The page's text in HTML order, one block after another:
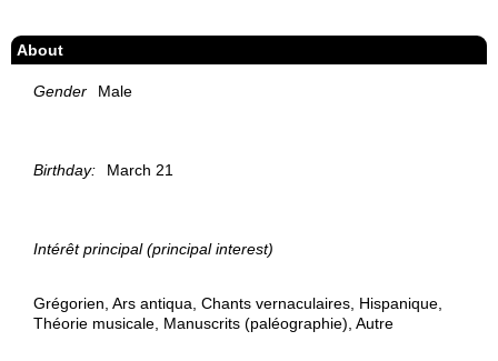
About
Gender Male
Birthday: March 21
Intérêt principal (principal interest)
Grégorien, Ars antiqua, Chants vernaculaires, Hispanique,
Théorie musicale, Manuscrits (paléographie), Autre